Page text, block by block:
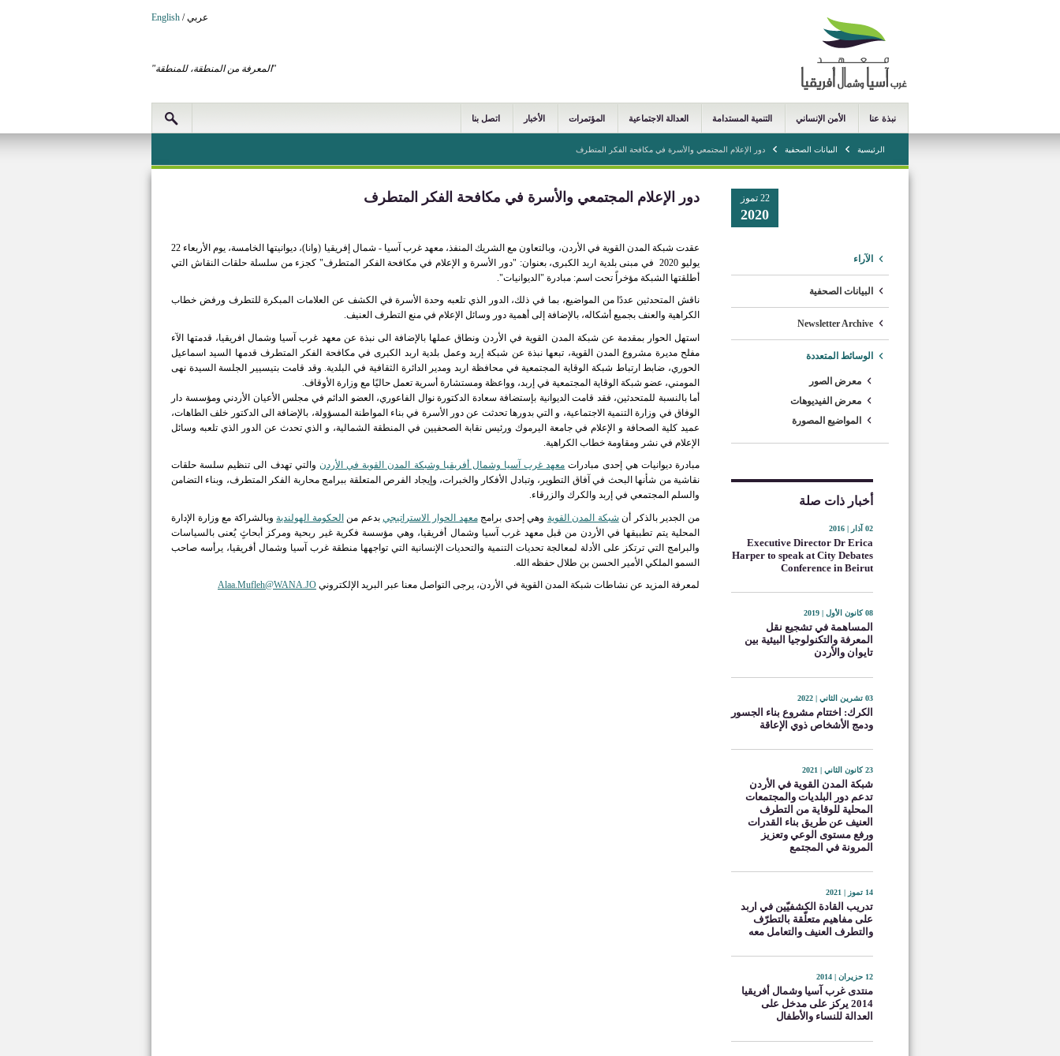
عربي/
English
"المعرفة من المنطقة، للمنطقة"
نبذة عنا الأمن الإنساني التنمية المستدامة العدالة الاجتماعية المؤتمرات الأخبار اتصل بنا
الرئيسية البيانات الصحفية دور الإعلام المجتمعي والأسرة في مكافحة الفكر المتطرف
22 تموز
2020
الآراء
البيانات الصحفية
Newsletter Archive
الوسائط المتعددة
معرض الصور
معرض الفيديوهات
المواضيع المصورة
أخبار ذات صلة
02 آذار | 2016
Executive Director Dr Erica
Harper to speak at City Debates
Conference in Beirut
08 كانون الأول | 2019
المساهمة في تشجيع نقل
المعرفة والتكنولوجيا البيئية بين
تايوان والأردن
03 تشرين الثاني | 2022
الكرك: اختتام مشروع بناء الجسور
ودمج الأشخاص ذوي الإعاقة
23 كانون الثاني | 2021
شبكة المدن القوية في الأردن
تدعم دور البلديات والمجتمعات
المحلية للوقاية من التطرف
العنيف عن طريق بناء القدرات
ورفع مستوى الوعي وتعزيز
المرونة في المجتمع
14 تموز | 2021
تدريب القادة الكشفيّين في اربد
على مفاهيم متعلّقة بالتطرّف
والتطرف العنيف والتعامل معه
12 حزيران | 2014
منتدى غرب آسيا وشمال أفريقيا
2014 يركز على مدخل على
العدالة للنساء والأطفال
دور الإعلام المجتمعي والأسرة في مكافحة الفكر المتطرف
عقدت شبكة المدن القوية في الأردن، وبالتعاون مع الشريك المنفذ، معهد غرب آسيا - شمال إفريقيا (وانا)، ديوانيتها الخامسة، يوم الأربعاء 22
يوليو 2020 في مبنى بلدية اربد الكبرى، بعنوان: "دور الأسرة و الإعلام في مكافحة الفكر المتطرف" كجزء من سلسلة حلقات النقاش التي
أطلقتها الشبكة مؤخراً تحت اسم: مبادرة "الديوانيات".
ناقش المتحدثين عددًا من المواضيع، بما في ذلك، الدور الذي تلعبه وحدة الأسرة في الكشف عن العلامات المبكرة للتطرف ورفض خطاب
الكراهية والعنف بجميع أشكاله، بالإضافة إلى أهمية دور وسائل الإعلام في منع التطرف العنيف.
استهل الحوار بمقدمة عن شبكة المدن القوية في الأردن ونطاق عملها بالإضافة الى نبذة عن معهد غرب آسيا وشمال افريقيا، قدمتها الآء
مفلح مديرة مشروع المدن القوية، تبعها نبذة عن شبكة إربد وعمل بلدية اربد الكبرى في مكافحة الفكر المتطرف قدمها السيد اسماعيل
الحوري، ضابط ارتباط شبكة الوقاية المجتمعية في محافظة اربد ومدير الدائرة الثقافية في البلدية. وقد قامت بتيسيير الجلسة السيدة نهى
المومني، عضو شبكة الوقاية المجتمعية في إربد، وواعظة ومستشارة أسرية تعمل حاليًا مع وزارة الأوقاف.
أما بالنسبة للمتحدثين، فقد قامت الديوانية بإستضافة سعادة الدكتورة نوال الفاعوري، العضو الدائم في مجلس الأعيان الأردني ومؤسسة دار
الوفاق في وزارة التنمية الاجتماعية، و التي بدورها تحدثت عن دور الأسرة في بناء المواطنة المسؤولة، بالإضافة الى الدكتور خلف الطاهات،
عميد كلية الصحافة و الإعلام في جامعة اليرموك ورئيس نقابة الصحفيين في المنطقة الشمالية، و الذي تحدث عن الدور الذي تلعبه وسائل
الإعلام في نشر ومقاومة خطاب الكراهية.
مبادرة ديوانيات هي إحدى مبادرات معهد غرب آسيا وشمال أفريقيا وشبكة المدن القوية في الأردن والتي تهدف الى تنظيم سلسة حلقات
نقاشية من شأنها البحث في آفاق التطوير، وتبادل الأفكار والخبرات، وإيجاد الفرص المتعلقة ببرامج محاربة الفكر المتطرف، وبناء التضامن
والسلم المجتمعي في إربد والكرك والزرقاء.
من الجدير بالذكر أن شبكة المدن القوية وهي إحدى برامجمعهد الحوار الاستراتيجيبدعم منالحكومة الهولندية وبالشراكة مع وزارة الإدارة
المحلية يتم تطبيقها في الأردن من قبل معهد غرب آسيا وشمال أفريقيا، وهي مؤسسة فكرية غير ربحية ومركز أبحاثٍ يُعنى بالسياسات
والبرامج التي ترتكز على الأدلة لمعالجة تحديات التنمية والتحديات الإنسانية التي تواجهها منطقة غرب آسيا وشمال أفريقيا، يرأسه صاحب
السمو الملكي الأمير الحسن بن طلال حفظه الله.
لمعرفة المزيد عن نشاطات شبكة المدن القوية في الأردن، يرجى التواصل معنا عبر البريد الإلكتروني Alaa.Mufleh@WANA.JO